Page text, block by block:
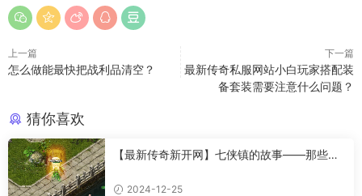
上一篇
怎么做能最快把战利品清空？
下一篇
最新传奇私服网站小白玩家搭配装
备套装需要注意什么问题？
猜你喜欢
【最新传奇新开网】七侠镇的故事——那些让
2024-12-25